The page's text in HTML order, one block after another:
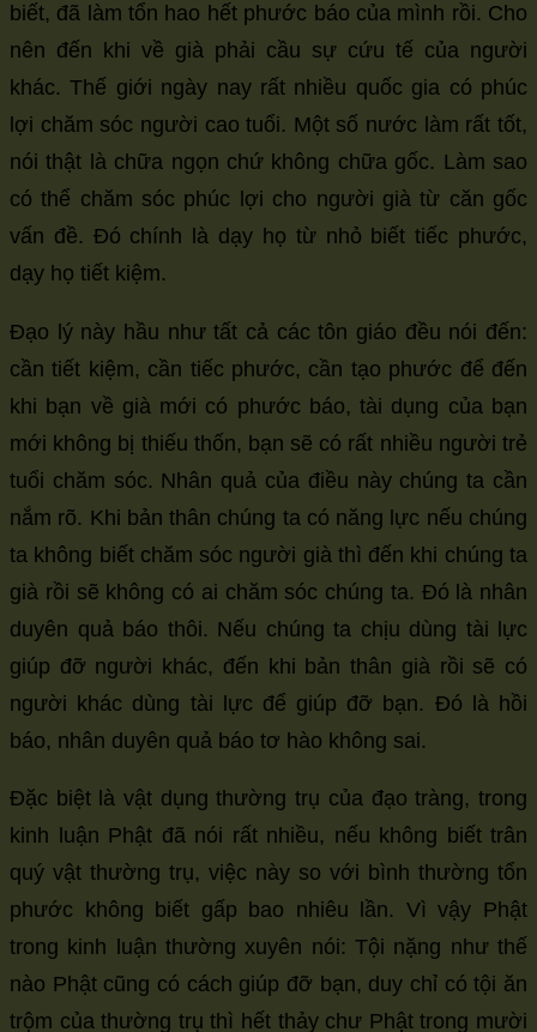
biết, đã làm tổn hao hết phước báo của mình rồi. Cho
nên đến khi về già phải cầu sự cứu tế của người
khác. Thế giới ngày nay rất nhiều quốc gia có phúc
lợi chăm sóc người cao tuổi. Một số nước làm rất tốt,
nói thật là chữa ngọn chứ không chữa gốc. Làm sao
có thể chăm sóc phúc lợi cho người già từ căn gốc
vấn đề. Đó chính là dạy họ từ nhỏ biết tiếc phước,
dạy họ tiết kiệm.
Đạo lý này hầu như tất cả các tôn giáo đều nói đến:
cần tiết kiệm, cần tiếc phước, cần tạo phước để đến
khi bạn về già mới có phước báo, tài dụng của bạn
mới không bị thiếu thốn, bạn sẽ có rất nhiều người trẻ
tuổi chăm sóc. Nhân quả của điều này chúng ta cần
nắm rõ. Khi bản thân chúng ta có năng lực nếu chúng
ta không biết chăm sóc người già thì đến khi chúng ta
già rồi sẽ không có ai chăm sóc chúng ta. Đó là nhân
duyên quả báo thôi. Nếu chúng ta chịu dùng tài lực
giúp đỡ người khác, đến khi bản thân già rồi sẽ có
người khác dùng tài lực để giúp đỡ bạn. Đó là hồi
báo, nhân duyên quả báo tơ hào không sai.
Đặc biệt là vật dụng thường trụ của đạo tràng, trong
kinh luận Phật đã nói rất nhiều, nếu không biết trân
quý vật thường trụ, việc này so với bình thường tổn
phước không biết gấp bao nhiêu lần. Vì vậy Phật
trong kinh luận thường xuyên nói: Tội nặng như thế
nào Phật cũng có cách giúp đỡ bạn, duy chỉ có tội ăn
trộm của thường trụ thì hết thảy chư Phật trong mười